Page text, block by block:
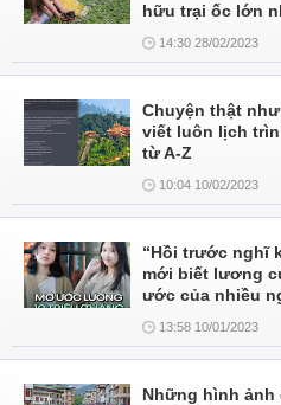
hữu trại ốc lớn
14:30 28/02/2023
Chuyện thật
viết luôn lịch
từ A-Z
10:04 10/02/2023
“Hồi trước nghĩ
mới biết lương
ước của nhiều
13:58 10/01/2023
Những hình